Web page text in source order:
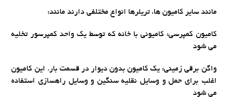
مانند سایر کامیون ها، تریلرها انواع مختلفی دارند مانند:
کامیون کمپرسی: کامیونی با خانه که توسط یک واحد کمپرسور تخلیه
می شود
واگن برقی زمینی: یک کامیون بدون دیوار در قسمت بار. این کامیون
اغلب برای حمل و وسایل نقلیه سنگین و وسایل راهسازی استفاده
می شود